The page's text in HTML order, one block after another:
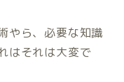
やら、必要な知識
はそれは大変で